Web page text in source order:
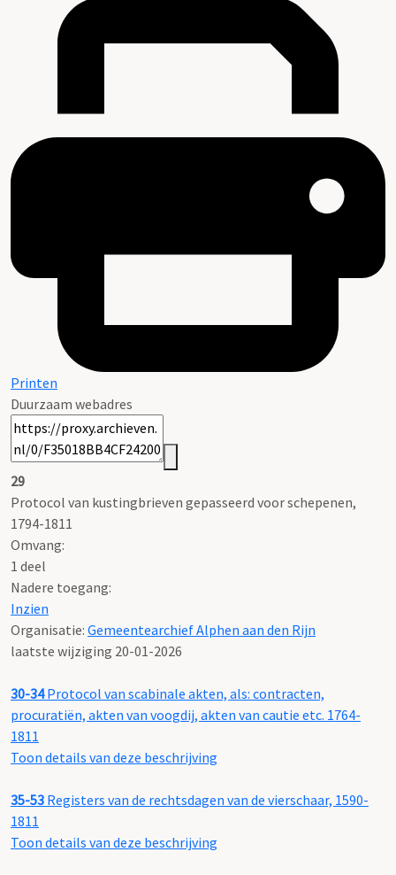
Printen
Duurzaam webadres
29
Protocol van kustingbrieven gepasseerd voor schepenen,
1794-1811
Omvang:
1 deel
Nadere toegang:
Inzien
Organisatie: Gemeentearchief Alphen aan den Rijn
laatste wijziging 20-01-2026
30-34Protocol van scabinale akten, als: contracten,
procuratiën, akten van voogdij, akten van cautie etc. 1764-
1811
Toon details van deze beschrijving
35-53 Registers van de rechtsdagen van de vierschaar, 1590-
1811
Toon details van deze beschrijving